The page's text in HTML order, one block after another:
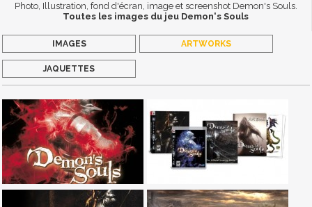
Photo, Illustration, fond d'écran, image et screenshot Demon's Souls.
Toutes les images du jeu Demon's Souls
IMAGES ARTWORKS
JAQUETTES